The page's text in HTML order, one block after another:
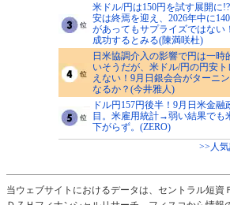
米ドル/円は150円を試す展開に
安は終焉を迎え、2026年中に
があってもサプライズではない
成功するとみる(陳満咲杜)
日米協調介入の影響で円は一時
いそうだが、米ドル/円の円安
えない！9月日銀会合がターニ
なるか？(今井雅人)
ドル円157円後半！9月日米金融
目。米雇用統計→弱い結果でも
下がらず。(ZERO)
>>人
当ウェブサイトにおけるデータは、セントラル短資